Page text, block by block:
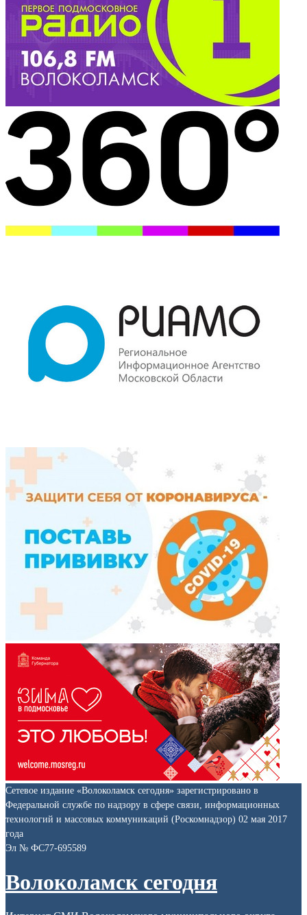
Сетевое издание «Волоколамск сегодня» зарегистрировано в
Федеральной службе по надзору в сфере связи, информационных
технологий и массовых коммуникаций (Роскомнадзор) 02 мая 2017
года
Эл № ФС77-695589
Волоколамск сегодня